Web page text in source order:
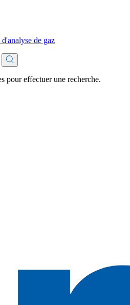
de gaz
pour effectuer une recherche.